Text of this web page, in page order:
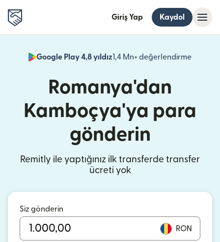
Giriş Yap Kaydol
Google Play 4,8 yıldız1,4 Mn+ değerlendirme
Romanya'dan
Kamboçya'ya para
gönderin
Remitly ile yaptığınız ilk transferde transfer
ücreti yok
Siz gönderin
RON